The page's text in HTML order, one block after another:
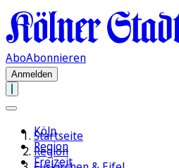
AboAbonnieren
Anmelden
Köln
Region
Freizeit
Startseite
Region